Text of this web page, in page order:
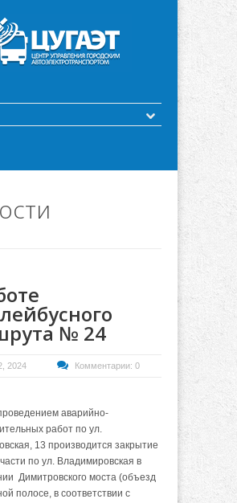
№ 24
2024 Комментарии: 0
аварийно-
работ по ул.
13 производится закрытие
по ул. Владимировская в
Димитровского моста (объезд
полосе, в соответствии с